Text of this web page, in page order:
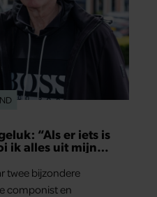
“Als er iets is
ik alles uit mijn
twee bijzondere
componist en